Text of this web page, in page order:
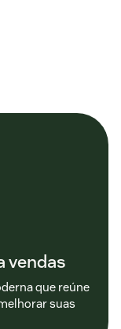
vendas
que reúne
suas